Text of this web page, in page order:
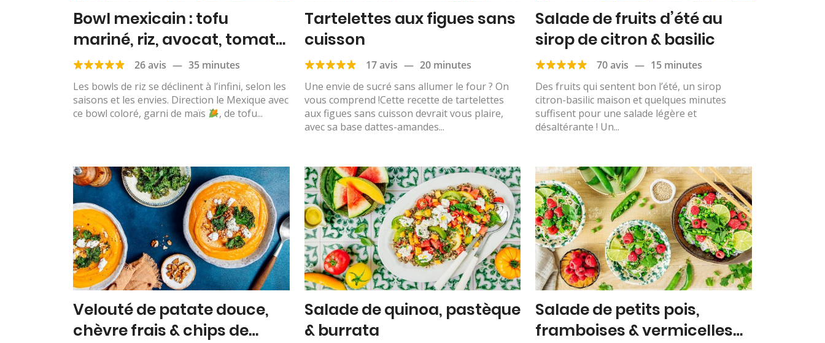
Bowl mexicain : tofu
mariné, riz, avocat, tomate,
maïs & citron vert
26 avis — 35 minutes
Les bowls de riz se déclinent à l’infini, selon les
saisons et les envies. Direction le Mexique avec
ce bowl coloré, garni de maïs
, de tofu...
Tartelettes aux figues sans
cuisson
17 avis — 20 minutes
Une envie de sucré sans allumer le four ? On
vous comprend !Cette recette de tartelettes
aux figues sans cuisson devrait vous plaire,
avec sa base dattes-amandes...
Salade de fruits d’été au
sirop de citron & basilic
70 avis — 15 minutes
Des fruits qui sentent bon l’été, un sirop
citron-basilic maison et quelques minutes
suffisent pour une salade légère et
désaltérante ! Un...
Velouté de patate douce,
chèvre frais & chips de
Salade de quinoa, pastèque
& burrata
Salade de petits pois,
framboises & vermicelles